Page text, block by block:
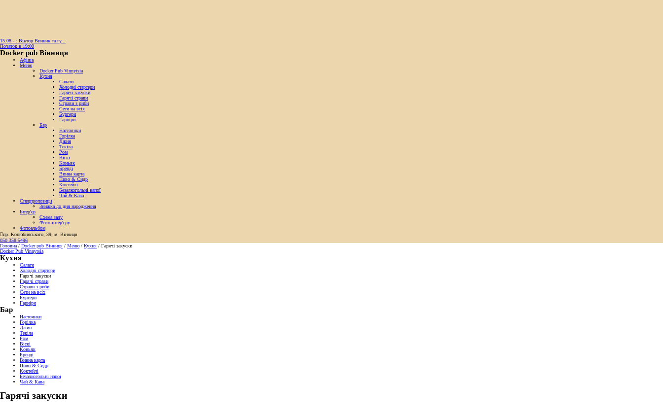
15.08 - : Віктор Винник та гу...
Початок в 19:00
Docker pub Вінниця
Афіша
Меню
Docker Pub Vinnytsia
Кухня
Салати
Холодні стартери
Гарячі закуски
Гарячі страви
Страви з риби
Сети на всіх
Бургери
Гарніри
Бар
Настоянки
Горілка
Джин
Текіла
Ром
Віскі
Коньяк
Бренді
Винна карта
Пиво & Сидр
Коктейлі
Безалкогольні напої
Чай & Кава
Спецпропозиції
Знижка до дня народження
Інтер'єр
Схема залу
Фото інтер'єру
Фотоальбом
пр. Коцюбинського, 39, м. Вінниця
050 358 5496
Головна / Docker pub Вінниця / Меню / Кухня / Гарячі закуски
Docker Pub Vinnytsia
Кухня
Салати
Холодні стартери
Гарячі закуски
Гарячі страви
Страви з риби
Сети на всіх
Бургери
Гарніри
Бар
Настоянки
Горілка
Джин
Текіла
Ром
Віскі
Коньяк
Бренді
Винна карта
Пиво & Сидр
Коктейлі
Безалкогольні напої
Чай & Кава
Гарячі закуски